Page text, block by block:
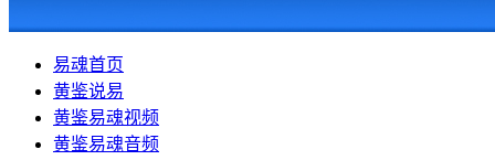
易魂首页
黄鉴说易
黄鉴易魂视频
黄鉴易魂音频